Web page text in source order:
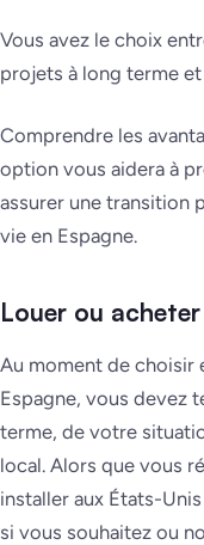
Vous avez le choix
projets à long terme
Comprendre les
option vous aidera à
assurer une transition
vie en Espagne.
Louer ou
Au moment de choisir
Espagne, vous devez
terme, de votre
local. Alors que vous
installer aux États-
si vous souhaitez ou